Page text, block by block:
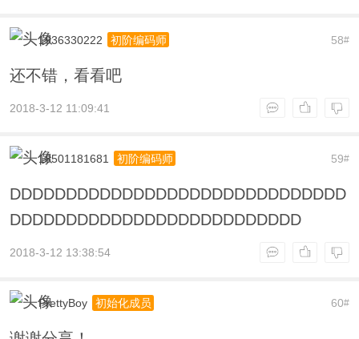
58#
1936330222 初阶编码师
还不错，看看吧
2018-3-12 11:09:41
59#
18501181681 初阶编码师
DDDDDDDDDDDDDDDDDDDDDDDDDDDDDD
DDDDDDDDDDDDDDDDDDDDDDDDDD
2018-3-12 13:38:54
60#
PrettyBoy 初始化成员